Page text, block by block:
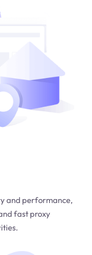
and performance,
fast proxy